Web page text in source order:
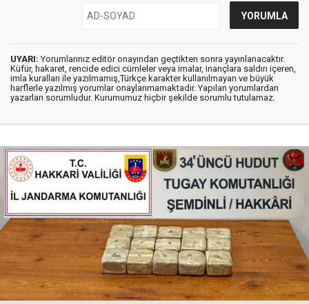
UYARI: Yorumlarınız editör onayından geçtikten sonra yayınlanacaktır.
Küfür, hakaret, rencide edici cümleler veya imalar, inançlara saldırı içeren,
imla kuralları ile yazılmamış,Türkçe karakter kullanılmayan ve büyük
harflerle yazılmış yorumlar onaylanmamaktadır. Yapılan yorumlardan
yazarları sorumludur. Kurumumuz hiçbir şekilde sorumlu tutulamaz.